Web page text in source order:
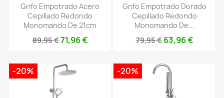
Grifo Empotrado Acero
Cepillado Redondo
Monomando De 21cm
89,95 €71,96 €
Grifo Empotrado Dorado
Cepillado Redondo
Monomando De...
79,95 € 63,96 €
-20% -20%